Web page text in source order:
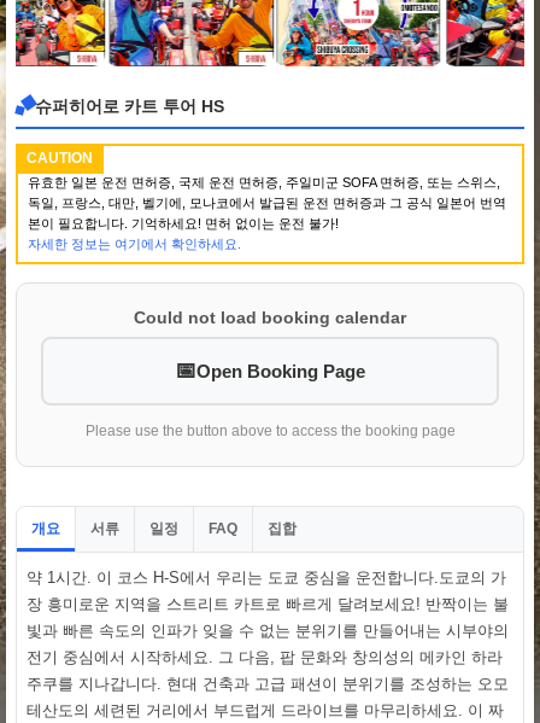
슈퍼히어로 카트 투어 HS
CAUTION
유효한 일본 운전 면허증, 국제 운전 면허증, 주일미군 SOFA 면허증, 또는 스위스,
독일, 프랑스, 대만, 벨기에, 모나코에서 발급된 운전 면허증과 그 공식 일본어 번역
본이 필요합니다. 기억하세요! 면허 없이는 운전 불가!
자세한 정보는 여기에서 확인하세요.
Could not load booking calendar
Open Booking Page
Please use the button above to access the booking page
개요 서류 일정 FAQ 집합
약 1시간. 이 코스 H-S에서 우리는 도쿄 중심을 운전합니다.도쿄의 가
장 흥미로운 지역을 스트리트 카트로 빠르게 달려보세요! 반짝이는 불
빛과 빠른 속도의 인파가 잊을 수 없는 분위기를 만들어내는 시부야의
전기 중심에서 시작하세요. 그 다음, 팝 문화와 창의성의 메카인 하라
주쿠를 지나갑니다. 현대 건축과 고급 패션이 분위기를 조성하는 오모
테산도의 세련된 거리에서 부드럽게 드라이브를 마무리하세요. 이 짜